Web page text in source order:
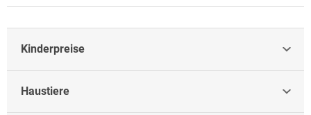
Kinderpreise
Haustiere